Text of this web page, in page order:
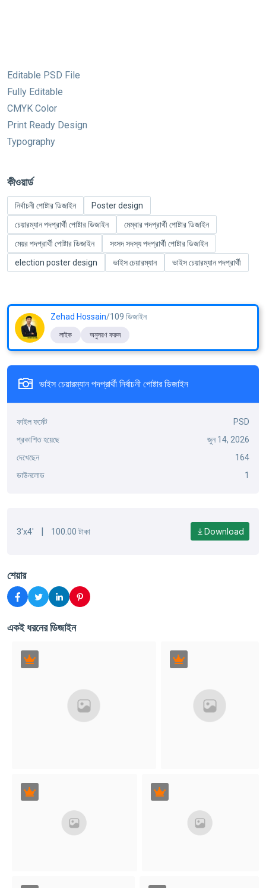
Editable PSD File
Fully Editable
CMYK Color
Print Ready Design
Typography
কীওয়ার্ড
নির্বাচনী পোষ্টার ডিজাইন
Poster design
চেয়ারম্যান পদপ্রার্থী পোষ্টার ডিজাইন
মেম্বার পদপ্রার্থী পোষ্টার ডিজাইন
মেয়র পদপ্রার্থী পোষ্টার ডিজাইন
সংসদ সদস্য পদপ্রার্থী পোষ্টার ডিজাইন
election poster design
ভাইস চেয়ারম্যান ভাইস চেয়ারম্যান পদপ্রার্থী
Zehad Hossain/109 ডিজাইন
লাইক অনুসরণ করুন
ভাইস চেয়ারম্যান পদপ্রার্থী নির্বাচনী পোষ্টার ডিজাইন
ফাইল ফর্মেট
PSD
প্রকাশিত হয়েছে
জুন 14, 2026
দেখেছেন
164
ডাউনলোড
1
3'x4' | 100.00 টাকা Download
শেয়ার
একই ধরনের ডিজাইন